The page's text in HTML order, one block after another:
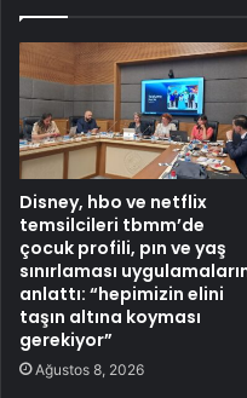
Disney, hbo ve netflix
temsilcileri tbmm’de
çocuk profili, pın ve yaş
sınırlaması
anlattı: “hepimizin elini
taşın altına koyması
gerekiyor”
Ağustos 8, 2026